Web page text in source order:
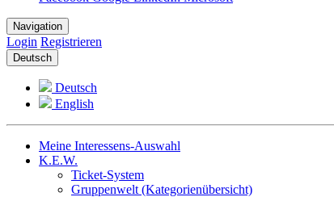
Navigation
Login Registrieren
Deutsch
Deutsch
English
Meine Interessens-Auswahl
K.E.W.
Ticket-System
Gruppenwelt (Kategorienübersicht)